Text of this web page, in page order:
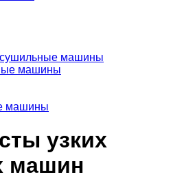
машины
машины
машины
узких
машин